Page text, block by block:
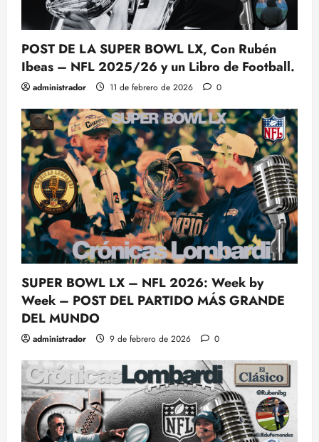
POST DE LA SUPER BOWL LX, Con Rubén
Ibeas – NFL 2025/26 y un Libro de Football.
administrador 11 de febrero de 2026 0
SUPER BOWL LX – NFL 2026: Week by
Week – POST DEL PARTIDO MÁS GRANDE
DEL MUNDO
administrador 9 de febrero de 2026 0